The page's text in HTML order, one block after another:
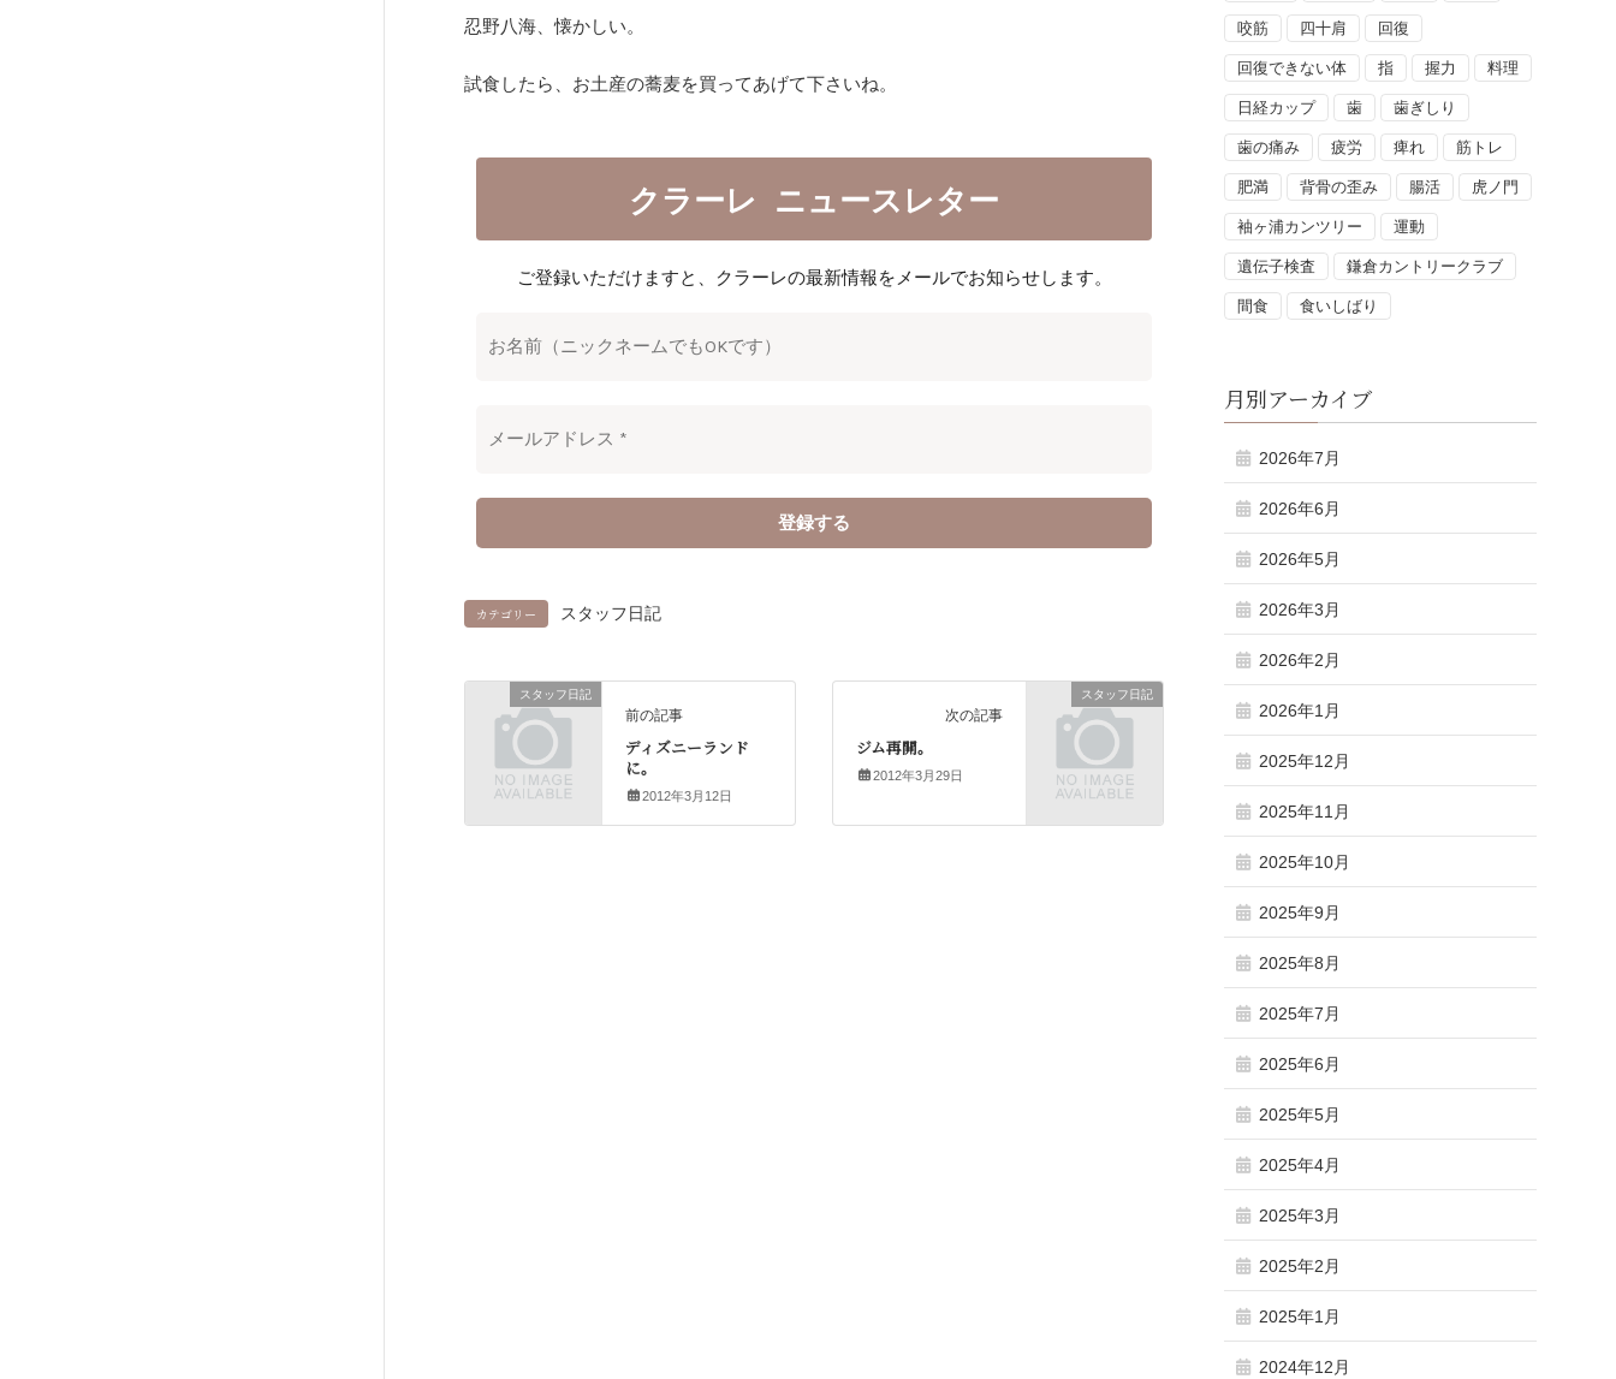
忍野八海、懐かしい。
試食したら、お土産の蕎麦を買ってあげて下さいね。
クラーレ ニュースレター
ご登録いただけますと、クラーレの最新情報をメールでお知らせします。
カテゴリー スタッフ日記
スタッフ日記
前の記事
ディズニーランド
に。
2012年3月12日
スタッフ日記
次の記事
ジム再開。
2012年3月29日
咬筋 四十肩 回復
回復できない体 指 握力 料理
日経カップ 歯 歯ぎしり
歯の痛み 疲労 痺れ 筋トレ
肥満 背骨の歪み 腸活 虎ノ門
袖ヶ浦カンツリー 運動
遺伝子検査 鎌倉カントリークラブ
間食 食いしばり
月別アーカイブ
2026年7月
2026年6月
2026年5月
2026年3月
2026年2月
2026年1月
2025年12月
2025年11月
2025年10月
2025年9月
2025年8月
2025年7月
2025年6月
2025年5月
2025年4月
2025年3月
2025年2月
2025年1月
2024年12月